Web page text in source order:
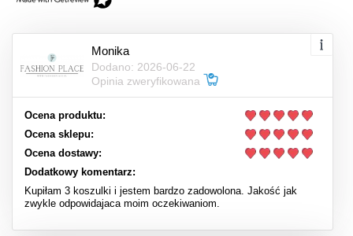
Monika
Dodano: 2026-06-22
Opinia zweryfikowana
Ocena produktu:
Ocena sklepu:
Ocena dostawy:
Dodatkowy komentarz:
Kupiłam 3 koszulki i jestem bardzo zadowolona. Jakość jak
zwykle odpowidajaca moim oczekiwaniom.